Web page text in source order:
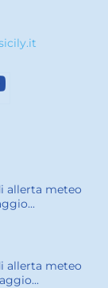
allerta meteo
allerta meteo